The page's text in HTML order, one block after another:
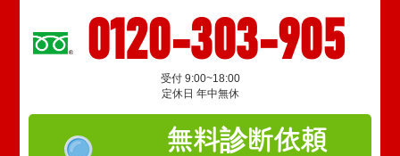
0120-303-905
受付 9:00~18:00
定休日 年中無休
無料診断依頼